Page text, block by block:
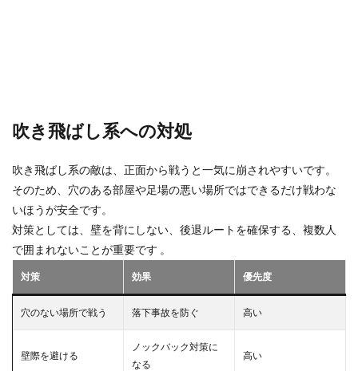
吹き飛ばし系への対処
吹き飛ばし系の敵は、正面から戦うと一気に崩されやすいです。
そのため、穴のある部屋や足場の悪い場所ではできるだけ戦わな
いほうが安全です。
対策としては、壁を背にしない、後退ルートを確保する、複数人
で囲まれないことが重要です 。
対策 効果 優先度
穴のない場所で戦う 落下事故を防ぐ 高い
壁際を避ける
ノックバック対策に
なる
高い